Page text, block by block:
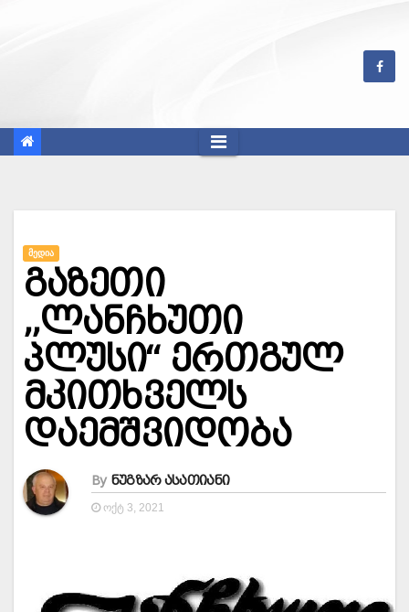
ᲛᲔᲓᲘᲐ
გაზეთი
,,ლანჩხუთი
პლუსი“ ერთგულ
მკითხველს
დაემშვიდობა
By ნუგზარ ასათიანი
ᲝᲥᲢ 3, 2021